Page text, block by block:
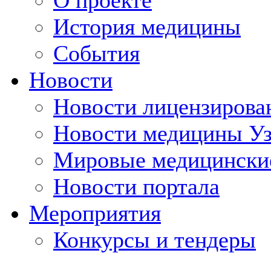
История медицины
События
Новости
Новости
Новости медицины
Мировые
Новости портала
Мероприятия
Конкурсы и тендеры